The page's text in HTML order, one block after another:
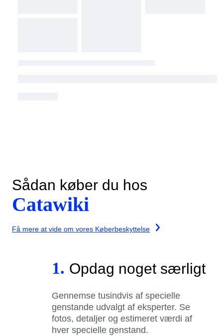
Sådan køber du hos
Catawiki
Få mere at vide om vores Køberbeskyttelse
1. Opdag noget særligt
Gennemse tusindvis af specielle
genstande udvalgt af eksperter. Se
fotos, detaljer og estimeret værdi af
hver specielle genstand.